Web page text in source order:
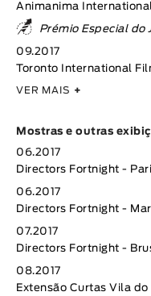
Animanima
Prémio Especial do
09.2017
Toronto International
VER MAIS +
Mostras e outras
06.2017
Directors Fortnight -
06.2017
Directors Fortnight -
07.2017
Directors Fortnight -
08.2017
Extensão Curtas Vila